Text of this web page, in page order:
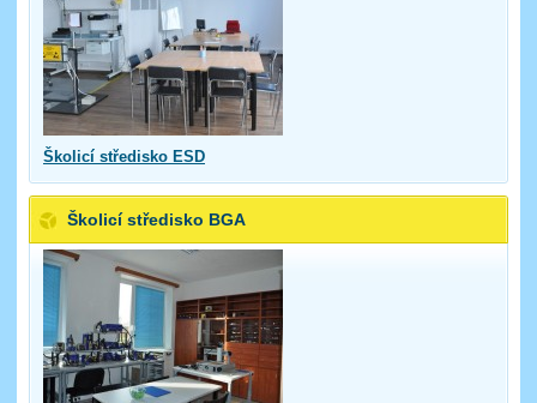
Školicí středisko ESD
Školicí středisko BGA